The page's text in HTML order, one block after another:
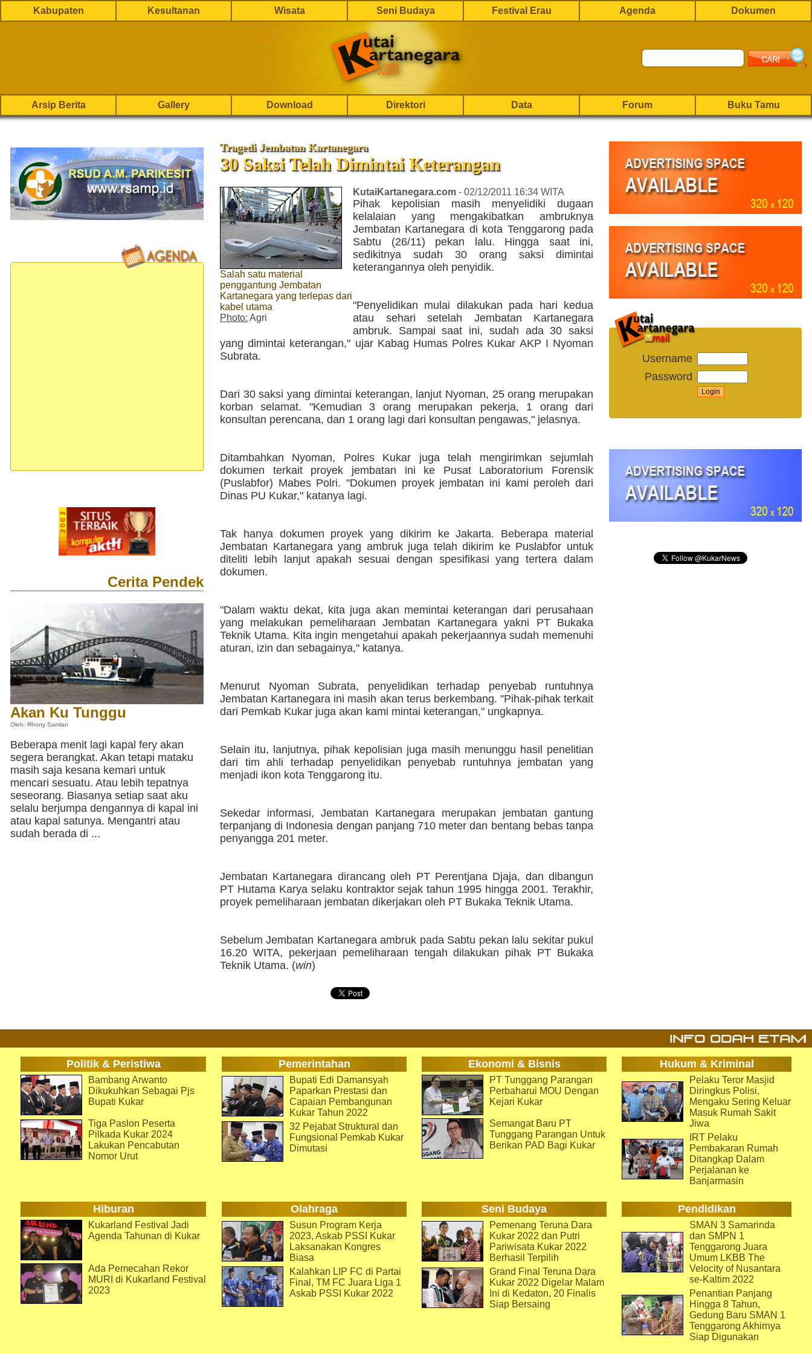
Kabupaten Kesultanan Wisata Seni Budaya Festival Erau Agenda Dokumen
Arsip Berita Gallery Download Direktori Data Forum Buku Tamu
Cerita Pendek
Akan Ku Tunggu
Oleh: Rhony Samlan
Beberapa menit lagi kapal fery akan
segera berangkat. Akan tetapi mataku
masih saja kesana kemari untuk
mencari sesuatu. Atau lebih tepatnya
seseorang. Biasanya setiap saat aku
selalu berjumpa dengannya di kapal ini
atau kapal satunya. Mengantri atau
sudah berada di ...
Tragedi Jembatan Kartanegara
30 Saksi Telah Dimintai Keterangan
Salah satu material
penggantung Jembatan
Kartanegara yang terlepas dari
kabel utama
Photo: Agri
KutaiKartanegara.com - 02/12/2011 16:34 WITA
Pihak kepolisian masih menyelidiki dugaan
kelalaian yang mengakibatkan ambruknya
Jembatan Kartanegara di kota Tenggarong pada
Sabtu (26/11) pekan lalu. Hingga saat ini,
sedikitnya sudah 30 orang saksi dimintai
keterangannya oleh penyidik.
"Penyelidikan mulai dilakukan pada hari kedua
atau sehari setelah Jembatan Kartanegara
ambruk. Sampai saat ini, sudah ada 30 saksi
yang dimintai keterangan," ujar Kabag Humas Polres Kukar AKP I Nyoman
Subrata.
Dari 30 saksi yang dimintai keterangan, lanjut Nyoman, 25 orang merupakan
korban selamat. "Kemudian 3 orang merupakan pekerja, 1 orang dari
konsultan perencana, dan 1 orang lagi dari konsultan pengawas," jelasnya.
Ditambahkan Nyoman, Polres Kukar juga telah mengirimkan sejumlah
dokumen terkait proyek jembatan ini ke Pusat Laboratorium Forensik
(Puslabfor) Mabes Polri. "Dokumen proyek jembatan ini kami peroleh dari
Dinas PU Kukar," katanya lagi.
Tak hanya dokumen proyek yang dikirim ke Jakarta. Beberapa material
Jembatan Kartanegara yang ambruk juga telah dikirim ke Puslabfor untuk
diteliti lebih lanjut apakah sesuai dengan spesifikasi yang tertera dalam
dokumen.
"Dalam waktu dekat, kita juga akan memintai keterangan dari perusahaan
yang melakukan pemeliharaan Jembatan Kartanegara yakni PT Bukaka
Teknik Utama. Kita ingin mengetahui apakah pekerjaannya sudah memenuhi
aturan, izin dan sebagainya," katanya.
Menurut Nyoman Subrata, penyelidikan terhadap penyebab runtuhnya
Jembatan Kartanegara ini masih akan terus berkembang. "Pihak-pihak terkait
dari Pemkab Kukar juga akan kami mintai keterangan," ungkapnya.
Selain itu, lanjutnya, pihak kepolisian juga masih menunggu hasil penelitian
dari tim ahli terhadap penyelidikan penyebab runtuhnya jembatan yang
menjadi ikon kota Tenggarong itu.
Sekedar informasi, Jembatan Kartanegara merupakan jembatan gantung
terpanjang di Indonesia dengan panjang 710 meter dan bentang bebas tanpa
penyangga 201 meter.
Jembatan Kartanegara dirancang oleh PT Perentjana Djaja, dan dibangun
PT Hutama Karya selaku kontraktor sejak tahun 1995 hingga 2001. Terakhir,
proyek pemeliharaan jembatan dikerjakan oleh PT Bukaka Teknik Utama.
Sebelum Jembatan Kartanegara ambruk pada Sabtu pekan lalu sekitar pukul
16.20 WITA, pekerjaan pemeliharaan tengah dilakukan pihak PT Bukaka
Teknik Utama. (win)
Username
Password
Politik & Peristiwa Pemerintahan Ekonomi & Bisnis Hukum & Kriminal
Bambang Arwanto
Dikukuhkan Sebagai Pjs
Bupati Kukar
Tiga Paslon Peserta
Pilkada Kukar 2024
Lakukan Pencabutan
Nomor Urut
Bupati Edi Damansyah
Paparkan Prestasi dan
Capaian Pembangunan
Kukar Tahun 2022
32 Pejabat Struktural dan
Fungsional Pemkab Kukar
Dimutasi
PT Tunggang Parangan
Perbaharui MOU Dengan
Kejari Kukar
Semangat Baru PT
Tunggang Parangan Untuk
Berikan PAD Bagi Kukar
Pelaku Teror Masjid
Diringkus Polisi,
Mengaku Sering Keluar
Masuk Rumah Sakit
Jiwa
IRT Pelaku
Pembakaran Rumah
Ditangkap Dalam
Perjalanan ke
Banjarmasin
Hiburan Olahraga Seni Budaya Pendidikan
Kukarland Festival Jadi
Agenda Tahunan di Kukar
Ada Pemecahan Rekor
MURI di Kukarland Festival
2023
Susun Program Kerja
2023, Askab PSSI Kukar
Laksanakan Kongres
Biasa
Kalahkan LIP FC di Partai
Final, TM FC Juara Liga 1
Askab PSSI Kukar 2022
Pemenang Teruna Dara
Kukar 2022 dan Putri
Pariwisata Kukar 2022
Berhasil Terpilih
Grand Final Teruna Dara
Kukar 2022 Digelar Malam
Ini di Kedaton, 20 Finalis
Siap Bersaing
SMAN 3 Samarinda
dan SMPN 1
Tenggarong Juara
Umum LKBB The
Velocity of Nusantara
se-Kaltim 2022
Penantian Panjang
Hingga 8 Tahun,
Gedung Baru SMAN 1
Tenggarong Akhirnya
Siap Digunakan